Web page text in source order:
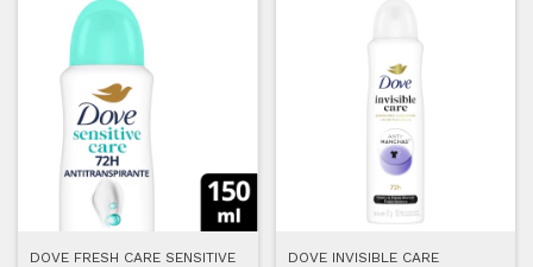
DOVE FRESH CARE SENSITIVE DOVE INVISIBLE CARE